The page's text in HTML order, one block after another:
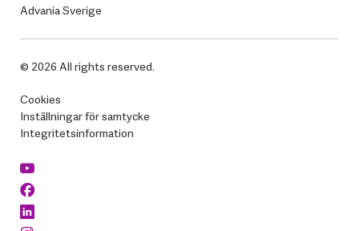
Advania Sverige
© 2026 All rights reserved.
Cookies
Inställningar för samtycke
Integritetsinformation